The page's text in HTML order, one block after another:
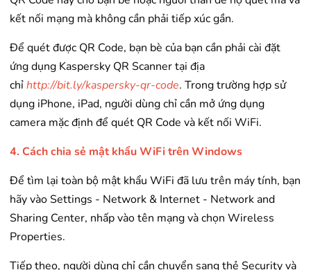
kết nối mạng mà không cần phải tiếp xúc gần.
Để quét được QR Code, bạn bè của bạn cần phải cài đặt
ứng dụng Kaspersky QR Scanner tại địa
chỉhttp://bit.ly/kaspersky-qr-code. Trong trường hợp sử
dụng iPhone, iPad, người dùng chỉ cần mở ứng dụng
camera mặc định để quét QR Code và kết nối WiFi.
4. Cách chia sẻ mật khẩu WiFi trên Windows
Để tìm lại toàn bộ mật khẩu WiFi đã lưu trên máy tính, bạn
hãy vào Settings - Network & Internet - Network and
Sharing Center, nhấp vào tên mạng và chọn Wireless
Properties.
Tiếp theo, người dùng chỉ cần chuyển sang thẻ Security và